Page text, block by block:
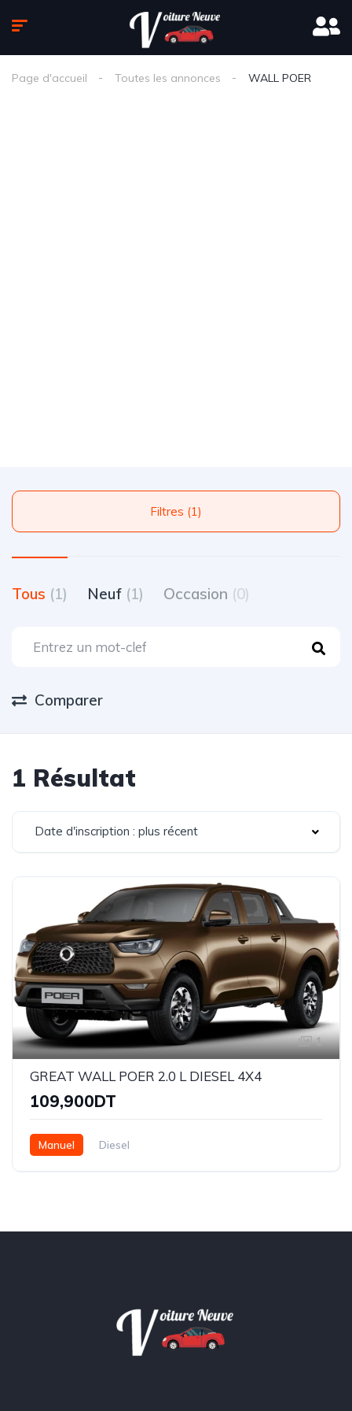
Page d'accueil Toutes les annonces WALL POER
Filtres (1)
Tous (1) Neuf (1) Occasion (0)
Comparer
1 Résultat
Date d'inscription : plus récent
1
GREAT WALL POER 2.0 L DIESEL 4X4
109,900DT
Manuel Diesel